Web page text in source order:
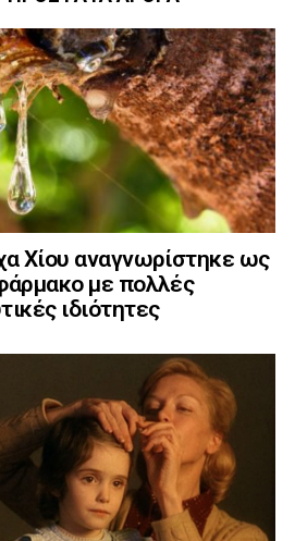
Χίου αναγνωρίστηκε ως
με πολλές
ιδιότητες